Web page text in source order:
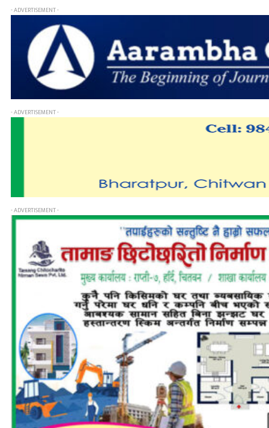
- ADVERTISEMENT -
- ADVERTISEMENT -
- ADVERTISEMENT -